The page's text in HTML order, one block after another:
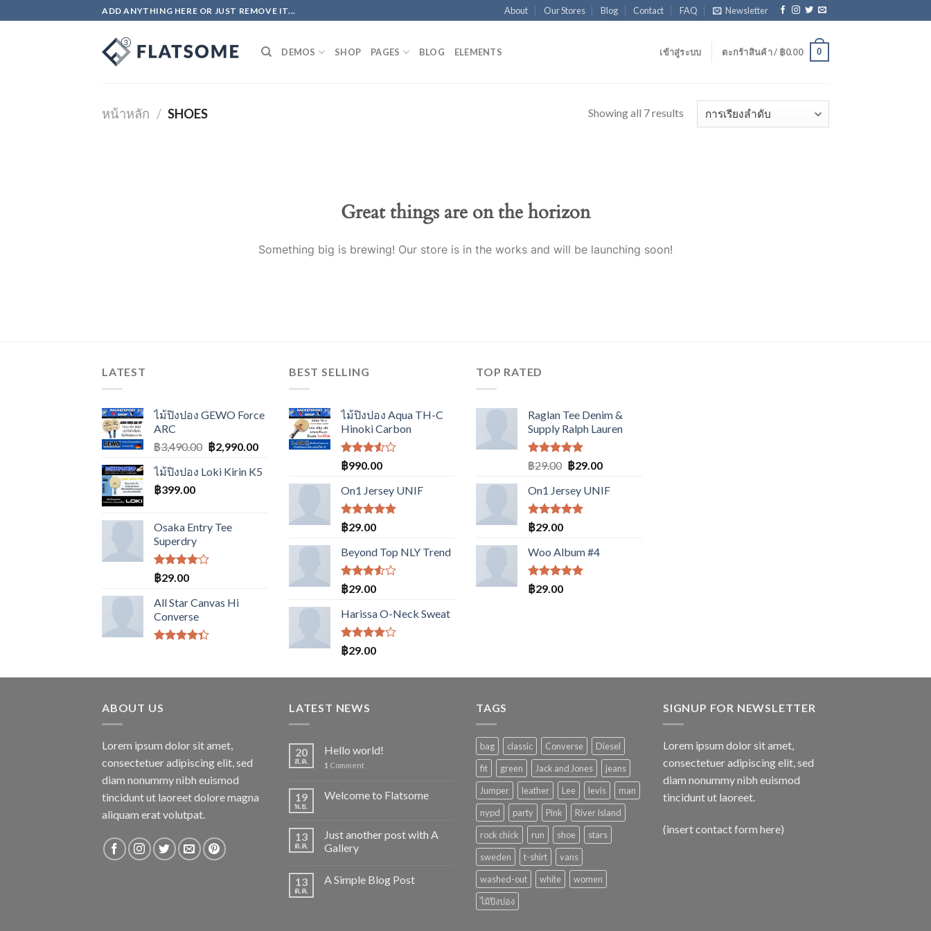
to
ADD ANYTHING HERE OR JUST REMOVE IT... About Our Stores Blog Contact FAQ Newsletter
DEMOS SHOP PAGES BLOG ELEMENTS เข้าสู่ระบบ ตะกร้าสินค้า / ฿0.00 0
หน้าหลัก / SHOES Showing all 7 results
Great things are on the horizon
Something big is brewing! Our store is in the works and will be launching soon!
LATEST
ไม้ปิงปอง GEWO Force
ARC
฿3,490.00 Original
was:
฿2,990.00Current
is:
฿2,990.00.
ไม้ปิงปอง Loki Kirin K5
฿399.00
Osaka Entry Tee
Superdry
ให้
คะแนน
4.00
ตั้งแต่ 1-
5
คะแนน
฿29.00
All Star Canvas Hi
Converse
BEST SELLING
ไม้ปิงปอง Aqua TH-C
Hinoki Carbon
ให้
คะแนน
3.50
ตั้งแต่
1-5
฿990.00
On1 Jersey UNIF
ให้คะแนน
5.00
1-5
คะแนน
฿29.00
Beyond Top NLY Trend
ให้
คะแนน
3.50
ตั้งแต่
1-5
฿29.00
Harissa O-Neck Sweat
ให้
คะแนน
คะแนน
฿29.00
TOP RATED
Raglan Tee Denim &
Supply Ralph Lauren
ให้คะแนน
ตั้งแต่
1-5
คะแนน
฿29.00 Original
was:
฿29.00.
฿29.00Current
is:
On1 Jersey UNIF
ให้คะแนน
5.00
1-5
คะแนน
฿29.00
Woo Album #4
ให้คะแนน
5.00
฿29.00
ABOUT US
Lorem ipsum dolor sit amet,
consectetuer adipiscing elit, sed
diam nonummy nibh euismod
tincidunt ut laoreet dolore magna
aliquam erat volutpat.
LATEST NEWS
20
ส.ค.
Hello world!
1 Comment
19
พ.ย.
Welcome to Flatsome
13
ต.ค.
Just another post with A
Gallery
13
ต.ค.
A Simple Blog Post
TAGS
bag classic Converse
Diesel
fit
green Jack and Jones
jeans
Jumper
leather Lee levis
man
nypd
party Pink
River Island
rock chick
run shoe
stars
sweden
t-shirt
vans
washed-out
white
women
ไม้ปิงปอง
SIGNUP FOR NEWSLETTER
Lorem ipsum dolor sit amet,
consectetuer adipiscing elit, sed
diam nonummy nibh euismod
tincidunt ut laoreet.
(insert contact form here)